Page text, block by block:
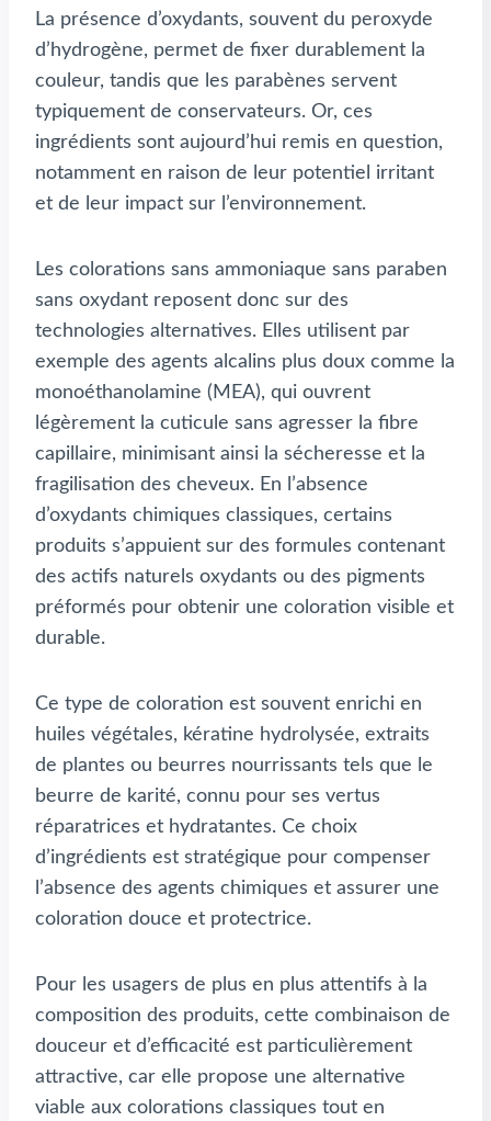
La présence d’oxydants, souvent du peroxyde
d’hydrogène, permet de fixer durablement la
couleur, tandis que les parabènes servent
typiquement de conservateurs. Or, ces
ingrédients sont aujourd’hui remis en question,
notamment en raison de leur potentiel irritant
et de leur impact sur l’environnement.
Les colorations sans ammoniaque sans paraben
sans oxydant reposent donc sur des
technologies alternatives. Elles utilisent par
exemple des agents alcalins plus doux comme la
monoéthanolamine (MEA), qui ouvrent
légèrement la cuticule sans agresser la fibre
capillaire, minimisant ainsi la sécheresse et la
fragilisation des cheveux. En l’absence
d’oxydants chimiques classiques, certains
produits s’appuient sur des formules contenant
des actifs naturels oxydants ou des pigments
préformés pour obtenir une coloration visible et
durable.
Ce type de coloration est souvent enrichi en
huiles végétales, kératine hydrolysée, extraits
de plantes ou beurres nourrissants tels que le
beurre de karité, connu pour ses vertus
réparatrices et hydratantes. Ce choix
d’ingrédients est stratégique pour compenser
l’absence des agents chimiques et assurer une
coloration douce et protectrice.
Pour les usagers de plus en plus attentifs à la
composition des produits, cette combinaison de
douceur et d’efficacité est particulièrement
attractive, car elle propose une alternative
viable aux colorations classiques tout en